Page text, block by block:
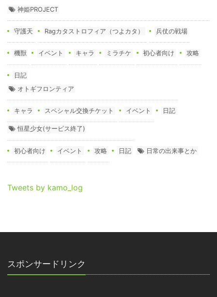
神姫PROJECT
守護天 Ragカタストロフィア（つよカタ） 兵仗の戦場
機獣 イベント キャラ ミラチケ 初心者向け 攻略
日記
オトギフロンティア
キャラ スペシャル交換チケット イベント 日記
恒星少女(サービス終了)
初心者向け イベント 攻略 日記 日常の出来事とか
Tweets by kamo_log
スポンサードリンク